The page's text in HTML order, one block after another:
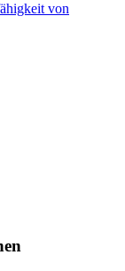
von